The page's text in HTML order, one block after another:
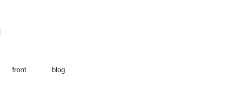
front blog